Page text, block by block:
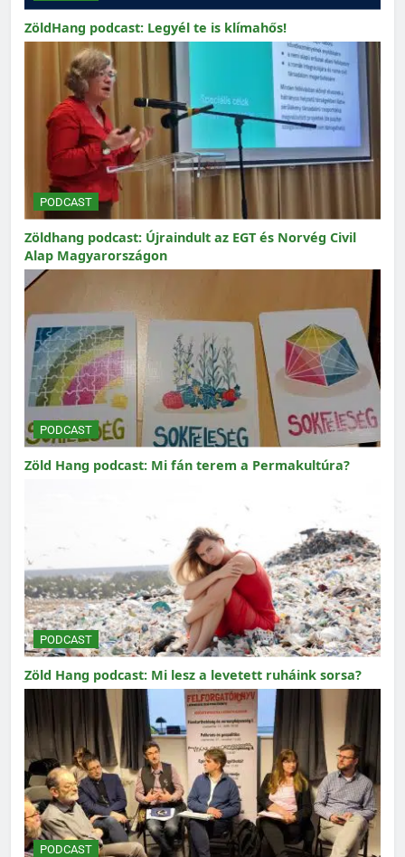
ZöldHang podcast: Legyél te is klímahős!
PODCAST
Zöldhang podcast: Újraindult az EGT és Norvég Civil
Alap Magyarországon
PODCAST
Zöld Hang podcast: Mi fán terem a Permakultúra?
PODCAST
Zöld Hang podcast: Mi lesz a levetett ruháink sorsa?
PODCAST